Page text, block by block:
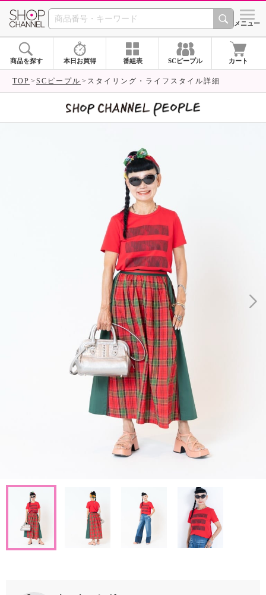
SHOP CHANNEL シメニュー
商品を探す 本日お買得 番組表 SCピープル カート
TOP SCピープル スタイリング・ライフスタイル詳細